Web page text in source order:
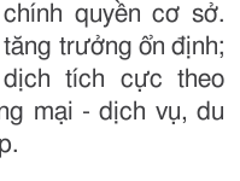
quyền cơ sở.
trưởng ổn định;
tích cực theo
mại - dịch vụ, du